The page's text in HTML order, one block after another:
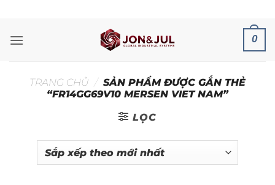
nội
0
TRANG CHỦ / SẢN PHẨM ĐƯỢC GẮN THẺ
“FR14GG69V10 MERSEN VIET NAM”
LỌC